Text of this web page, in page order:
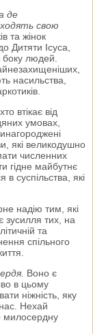
де
свою
та жінок
Дитяти Ісуса,
боку людей.
насильства,
втікає від
умовах,
які великодушно
численних
гідне майбутнє
в суспільства, які
надію тим, які
зусилля тих, на
та
спільного
Воно є
в цьому
ніжність, яку
Нехай
милосердну